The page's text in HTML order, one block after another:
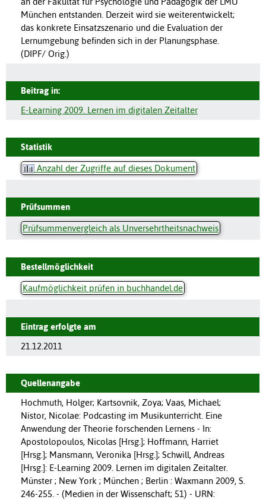
München entstanden. Derzeit wird sie weiterentwickelt;
das konkrete Einsatzszenario und die Evaluation der
Lernumgebung befinden sich in der Planungsphase.
(DIPF/ Orig.)
Beitrag in:
E-Learning 2009. Lernen im digitalen Zeitalter
Statistik
Anzahl der Zugriffe auf dieses Dokument
Prüfsummen
Prüfsummenvergleich als Unversehrtheitsnachweis
Bestellmöglichkeit
Kaufmöglichkeit prüfen in buchhandel.de
Eintrag erfolgte am
21.12.2011
Quellenangabe
Hochmuth, Holger; Kartsovnik, Zoya; Vaas, Michael;
Nistor, Nicolae: Podcasting im Musikunterricht. Eine
Anwendung der Theorie forschenden Lernens - In:
Apostolopoulos, Nicolas [Hrsg.]; Hoffmann, Harriet
[Hrsg.]; Mansmann, Veronika [Hrsg.]; Schwill, Andreas
[Hrsg.]: E-Learning 2009. Lernen im digitalen Zeitalter.
Münster ; New York ; München ; Berlin : Waxmann 2009, S.
246-255. - (Medien in der Wissenschaft; 51) - URN: